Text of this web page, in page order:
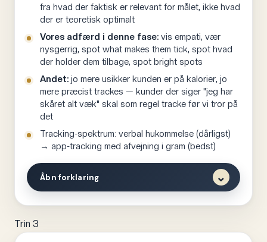
ROLLER I FORLØBET
Vi italesætter også vores egen rolle: vi laver planen, vi
sparrer, vi justerer. Kunden eksekverer. Det er en
fælles proces — men vi spiser ikke for dem.
fra hvad der faktisk er relevant for målet, ikke hvad
der er teoretisk optimalt
Vores adfærd i denne fase: vis empati, vær
nysgerrig, spot what makes them tick, spot hvad
der holder dem tilbage, spot bright spots
Andet: jo mere usikker kunden er på kalorier, jo
mere præcist trackes — kunder der siger "jeg har
skåret alt væk" skal som regel tracke før vi tror på
det
Tracking-spektrum: verbal hukommelse (dårligst)
→ app-tracking med afvejning i gram (bedst)
Åbn forklaring ⌄
det fristes til at springe over. Vi får et mål, vi laver en
Trin 3